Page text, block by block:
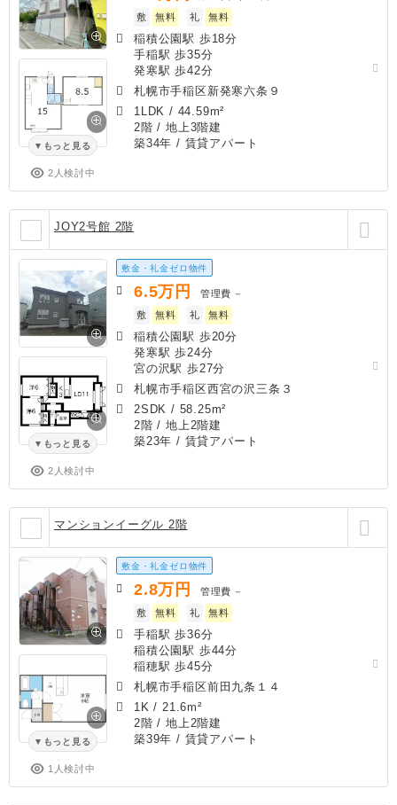
もっと見る
2人検討中
敷
無料 礼 無料
稲積公園駅 歩18分
手稲駅 歩35分
発寒駅 歩42分
札幌市手稲区新発寒六条９
1LDK / 44.59m²
2階 / 地上3階建
築34年 / 賃貸アパート
JOY2号館 2階
もっと見る
2人検討中
敷金・礼金ゼロ物件
6.5万円 管理費 －
敷
無料 礼 無料
稲積公園駅 歩20分
発寒駅 歩24分
宮の沢駅 歩27分
札幌市手稲区西宮の沢三条３
2SDK / 58.25m²
2階 / 地上2階建
築23年 / 賃貸アパート
マンションイーグル 2階
もっと見る
1人検討中
敷金・礼金ゼロ物件
2.8万円 管理費 －
敷
無料 礼 無料
手稲駅 歩36分
稲積公園駅 歩44分
稲穂駅 歩45分
札幌市手稲区前田九条１４
1K / 21.6m²
2階 / 地上2階建
築39年 / 賃貸アパート